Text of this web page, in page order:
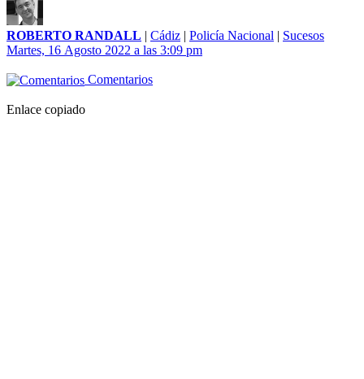
ROBERTO RANDALL | Cádiz | Policía Nacional | Sucesos
Martes, 16 Agosto 2022 a las 3:09 pm
Comentarios
Enlace copiado